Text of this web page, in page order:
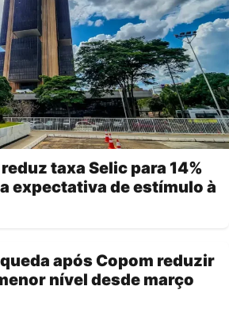
taxa Selic para 14%
expectativa de estímulo à
após Copom reduzir
nível desde março